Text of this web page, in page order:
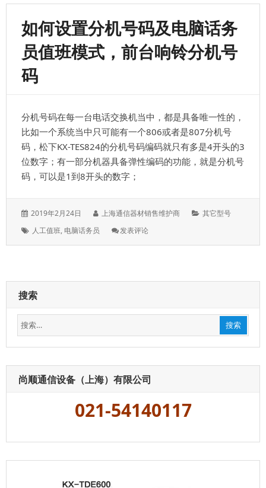
NS300CN
交
换
机，
能，
智
能
电
话
如何设置分机号码及电脑话务
员值班模式，前台响铃分机号
码
分机号码在每一台电话交换机当中，都是具备唯一性的，
比如一个系统当中只可能有一个806或者是807分机号
码，松下KX-TES824的分机号码编码就只有多是4开头的3
位数字；有一部分机器具备弹性编码的功能，就是分机号
码，可以是1到8开头的数字；
发
于：
2019年2月24日
作
上海通信器材销售维护商
分
其它型号
标
人工值班, 电脑话务员 发表评论: 如
务
员
值
模
台
搜索
搜
索：
搜索
尚顺通信设备（上海）有限公司
021-54140117